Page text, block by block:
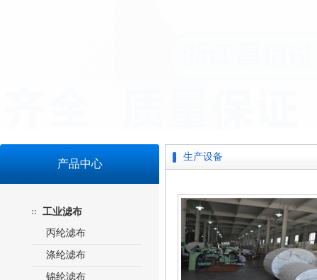
产品中心
工业滤布
丙纶滤布
涤纶滤布
锦纶滤布
生产设备